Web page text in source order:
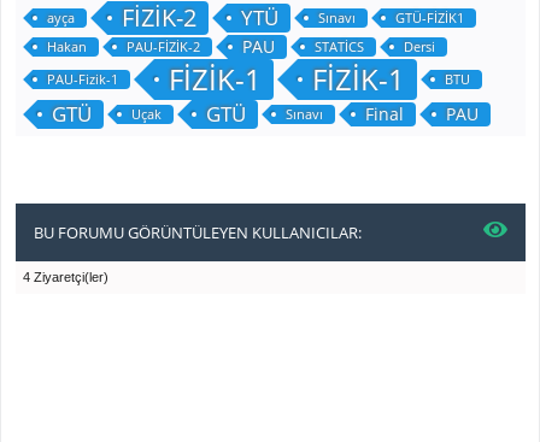
ayça FİZİK-2 YTÜ Sınavı
GTÜ-FİZİK1
Hakan
PAU-FİZİK-2 PAU STATİCS
Dersi
PAU-Fizik-1
FİZİK-1 FİZİK-1 BTU
GTÜ Uçak GTÜ Sınavı Final PAU
BU FORUMU GÖRÜNTÜLEYEN KULLANICILAR:
4 Ziyaretçi(ler)